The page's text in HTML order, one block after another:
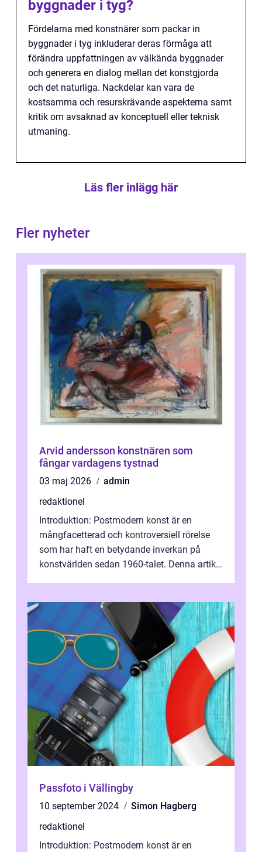
byggnader i tyg?
Fördelarna med konstnärer som packar in
byggnader i tyg inkluderar deras förmåga att
förändra uppfattningen av välkända byggnader
och generera en dialog mellan det konstgjorda
och det naturliga. Nackdelar kan vara de
kostsamma och resurskrävande aspekterna samt
kritik om avsaknad av konceptuell eller teknisk
utmaning.
Läs fler inlägg här
Fler nyheter
Arvid andersson konstnären som
fångar vardagens tystnad
03 maj 2026
admin
redaktionel
Introduktion: Postmodern konst är en
mångfacetterad och kontroversiell rörelse
som har haft en betydande inverkan på
konstvärlden sedan 1960-talet. Denna artikel
Passfoto i Vällingby
10 september 2024
Simon Hagberg
redaktionel
Introduktion: Postmodern konst är en